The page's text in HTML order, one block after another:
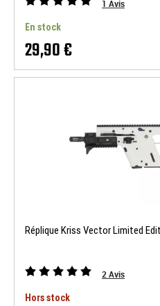
1 Avis
En stock
29,90 €
Réplique Kriss Vector Limited
2Avis
Hors stock